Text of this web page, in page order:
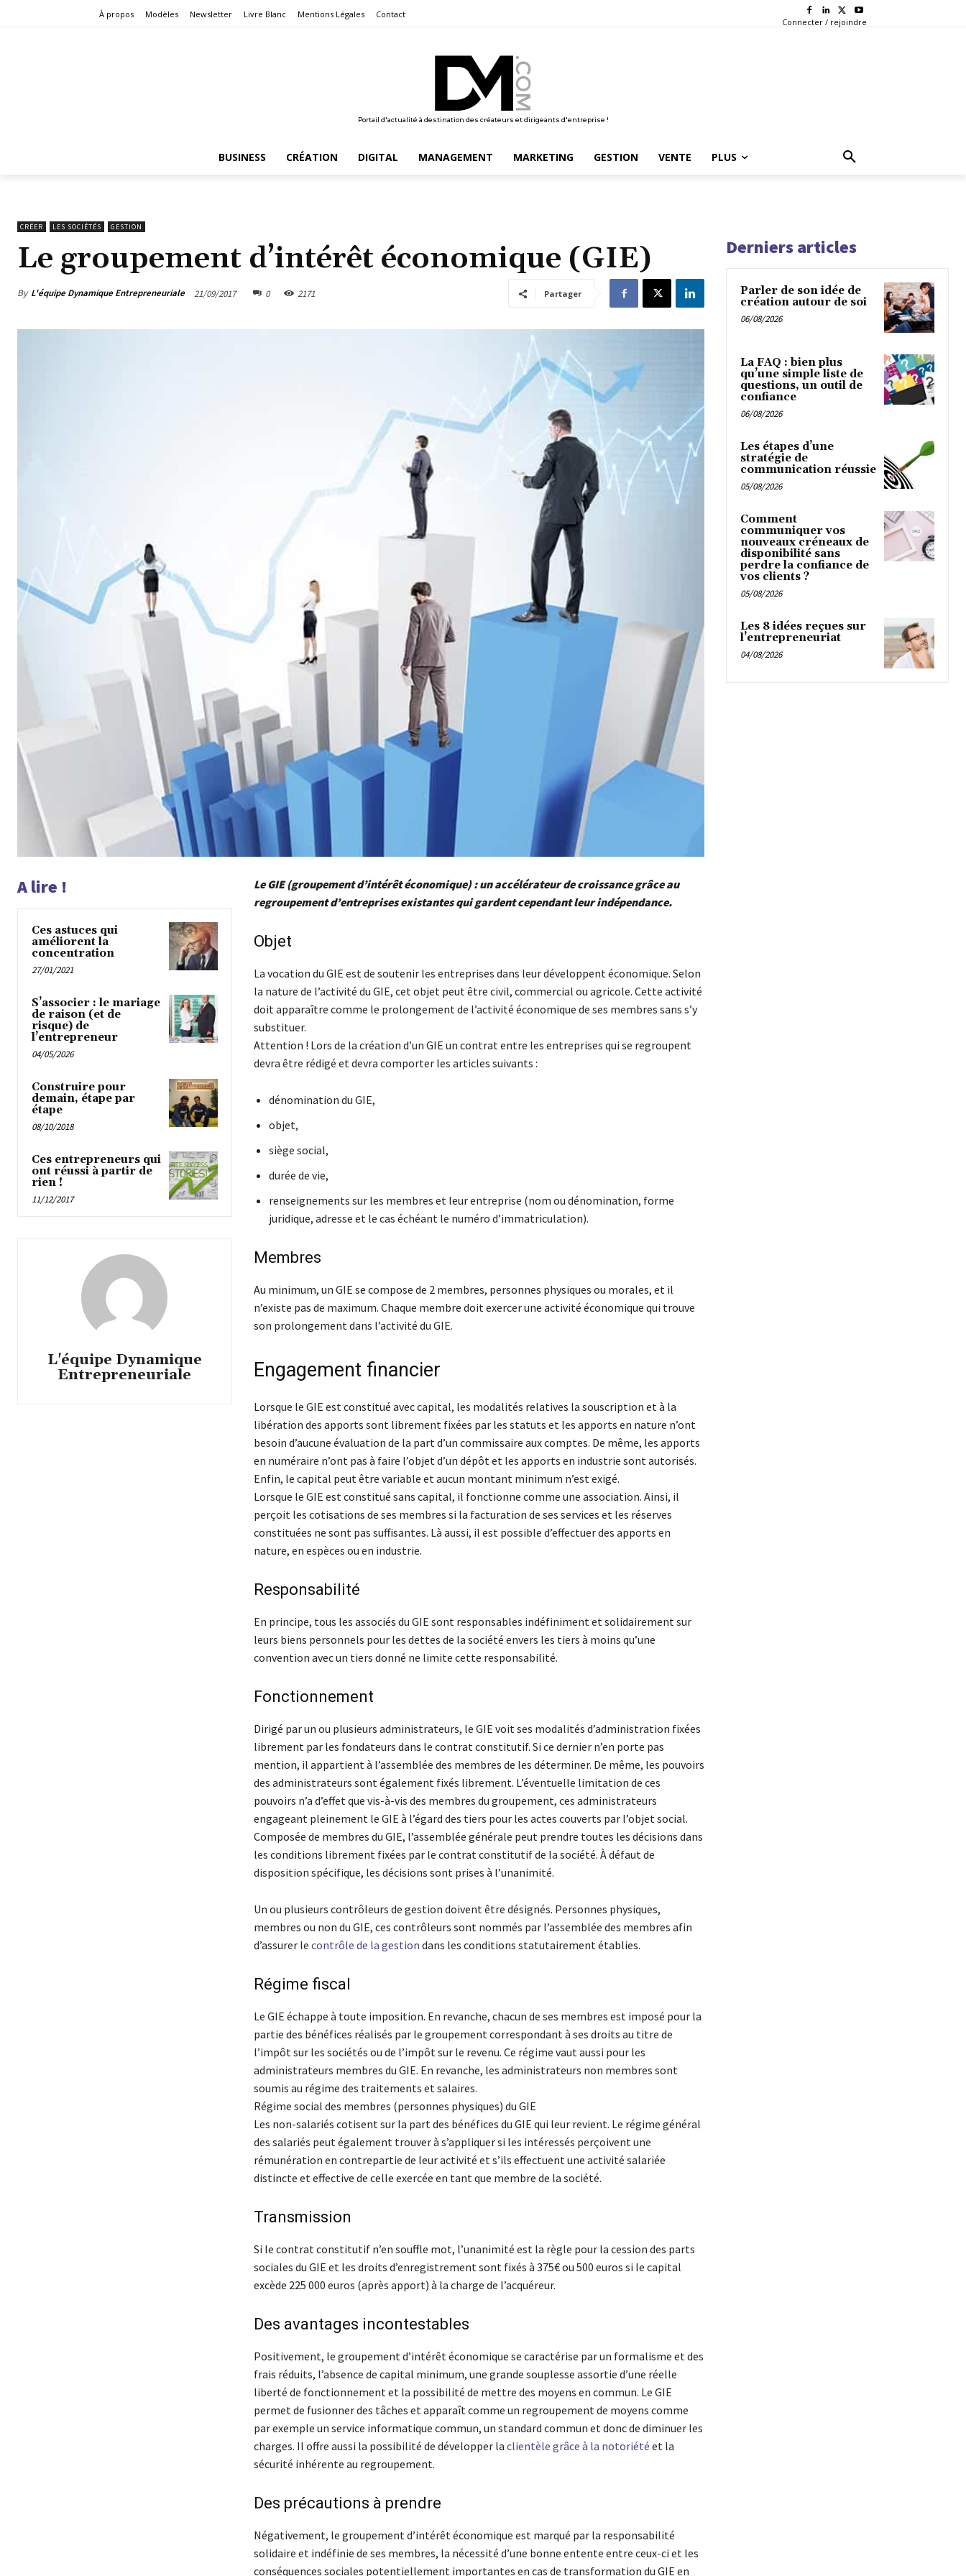
À propos Modèles Newsletter Livre Blanc Mentions Légales Contact
Connecter / rejoindre
Portail d'actualité à destination des créateurs et dirigeants d'entreprise !
BUSINESS CRÉATION DIGITAL MANAGEMENT MARKETING GESTION VENTE PLUS
CRÉER LES SOCIÉTÉS GESTION
Le groupement d’intérêt économique (GIE)
By L'équipe Dynamique Entrepreneuriale 21/09/2017 0 2171 Partager
A lire !
Ces astuces qui
améliorent la
concentration
27/01/2021
S’associer : le mariage
de raison (et de
risque) de
l’entrepreneur
04/05/2026
Construire pour
demain, étape par
étape
08/10/2018
Ces entrepreneurs qui
ont réussi à partir de
rien !
11/12/2017
L'équipe Dynamique
Entrepreneuriale
Le GIE (groupement d’intérêt économique) : un accélérateur de croissance grâce au
regroupement d’entreprises existantes qui gardent cependant leur indépendance.
Objet
La vocation du GIE est de soutenir les entreprises dans leur développent économique. Selon
la nature de l’activité du GIE, cet objet peut être civil, commercial ou agricole. Cette activité
doit apparaître comme le prolongement de l’activité économique de ses membres sans s’y
substituer.
Attention ! Lors de la création d’un GIE un contrat entre les entreprises qui se regroupent
devra être rédigé et devra comporter les articles suivants :
dénomination du GIE,
objet,
siège social,
durée de vie,
renseignements sur les membres et leur entreprise (nom ou dénomination, forme
juridique, adresse et le cas échéant le numéro d’immatriculation).
Membres
Au minimum, un GIE se compose de 2 membres, personnes physiques ou morales, et il
n’existe pas de maximum. Chaque membre doit exercer une activité économique qui trouve
son prolongement dans l’activité du GIE.
Engagement financier
Lorsque le GIE est constitué avec capital, les modalités relatives la souscription et à la
libération des apports sont librement fixées par les statuts et les apports en nature n’ont
besoin d’aucune évaluation de la part d’un commissaire aux comptes. De même, les apports
en numéraire n’ont pas à faire l’objet d’un dépôt et les apports en industrie sont autorisés.
Enfin, le capital peut être variable et aucun montant minimum n’est exigé.
Lorsque le GIE est constitué sans capital, il fonctionne comme une association. Ainsi, il
perçoit les cotisations de ses membres si la facturation de ses services et les réserves
constituées ne sont pas suffisantes. Là aussi, il est possible d’effectuer des apports en
nature, en espèces ou en industrie.
Responsabilité
En principe, tous les associés du GIE sont responsables indéfiniment et solidairement sur
leurs biens personnels pour les dettes de la société envers les tiers à moins qu’une
convention avec un tiers donné ne limite cette responsabilité.
Fonctionnement
Dirigé par un ou plusieurs administrateurs, le GIE voit ses modalités d’administration fixées
librement par les fondateurs dans le contrat constitutif. Si ce dernier n’en porte pas
mention, il appartient à l’assemblée des membres de les déterminer. De même, les pouvoirs
des administrateurs sont également fixés librement. L’éventuelle limitation de ces
pouvoirs n’a d’effet que vis-à-vis des membres du groupement, ces administrateurs
engageant pleinement le GIE à l’égard des tiers pour les actes couverts par l’objet social.
Composée de membres du GIE, l’assemblée générale peut prendre toutes les décisions dans
les conditions librement fixées par le contrat constitutif de la société. À défaut de
disposition spécifique, les décisions sont prises à l’unanimité.
Un ou plusieurs contrôleurs de gestion doivent être désignés. Personnes physiques,
membres ou non du GIE, ces contrôleurs sont nommés par l’assemblée des membres afin
d’assurer le contrôle de la gestion dans les conditions statutairement établies.
Régime fiscal
Le GIE échappe à toute imposition. En revanche, chacun de ses membres est imposé pour la
partie des bénéfices réalisés par le groupement correspondant à ses droits au titre de
l’impôt sur les sociétés ou de l’impôt sur le revenu. Ce régime vaut aussi pour les
administrateurs membres du GIE. En revanche, les administrateurs non membres sont
soumis au régime des traitements et salaires.
Régime social des membres (personnes physiques) du GIE
Les non-salariés cotisent sur la part des bénéfices du GIE qui leur revient. Le régime général
des salariés peut également trouver à s’appliquer si les intéressés perçoivent une
rémunération en contrepartie de leur activité et s’ils effectuent une activité salariée
distincte et effective de celle exercée en tant que membre de la société.
Transmission
Si le contrat constitutif n’en souffle mot, l’unanimité est la règle pour la cession des parts
sociales du GIE et les droits d’enregistrement sont fixés à 375€ ou 500 euros si le capital
excède 225 000 euros (après apport) à la charge de l’acquéreur.
Des avantages incontestables
Positivement, le groupement d’intérêt économique se caractérise par un formalisme et des
frais réduits, l’absence de capital minimum, une grande souplesse assortie d’une réelle
liberté de fonctionnement et la possibilité de mettre des moyens en commun. Le GIE
permet de fusionner des tâches et apparaît comme un regroupement de moyens comme
par exemple un service informatique commun, un standard commun et donc de diminuer les
charges. Il offre aussi la possibilité de développer la clientèle grâce à la notoriété et la
sécurité inhérente au regroupement.
Des précautions à prendre
Négativement, le groupement d’intérêt économique est marqué par la responsabilité
solidaire et indéfinie de ses membres, la nécessité d’une bonne entente entre ceux-ci et les
conséquences sociales potentiellement importantes en cas de transformation du GIE en
Derniers articles
Parler de son idée de
création autour de soi
06/08/2026
La FAQ : bien plus
qu’une simple liste de
questions, un outil de
confiance
06/08/2026
Les étapes d’une
stratégie de
communication réussie
05/08/2026
Comment
communiquer vos
nouveaux créneaux de
disponibilité sans
perdre la confiance de
vos clients ?
05/08/2026
Les 8 idées reçues sur
l’entrepreneuriat
04/08/2026